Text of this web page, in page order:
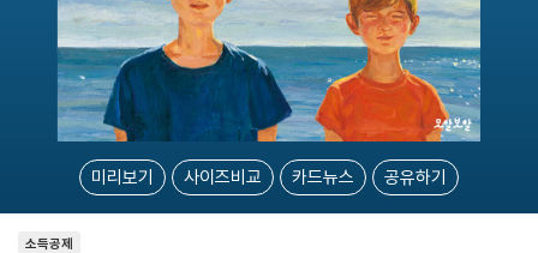
미리보기 사이즈비교 카드뉴스 공유하기
소득공제